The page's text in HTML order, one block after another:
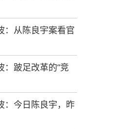
：从陈良宇案看官
：跛足改革的“竞
：今日陈良宇，昨